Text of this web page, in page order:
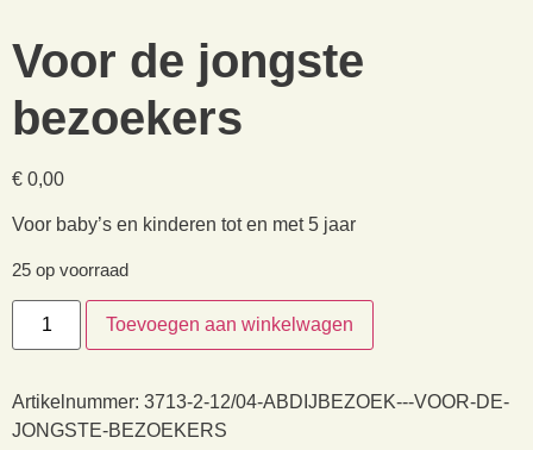
Voor de jongste
bezoekers
€ 0,00
Voor baby’s en kinderen tot en met 5 jaar
25 op voorraad
Toevoegen aan winkelwagen
Artikelnummer: 3713-2-12/04-ABDIJBEZOEK---VOOR-DE-
JONGSTE-BEZOEKERS